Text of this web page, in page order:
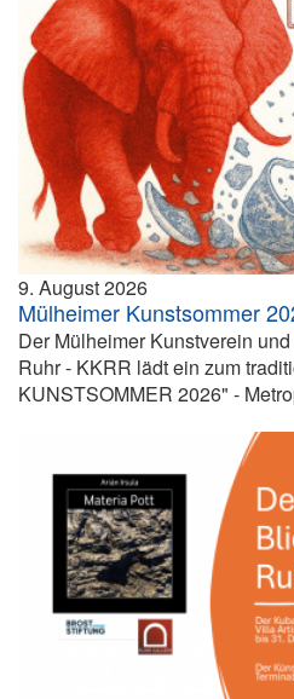
9. August 2026
Mülheimer Kunstsommer
Der Mülheimer Kunstverein
Ruhr - KKRR lädt ein zum
KUNSTSOMMER 2026" -